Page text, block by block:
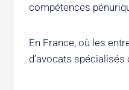
compétences
En France, où les
d’avocats spécialisés